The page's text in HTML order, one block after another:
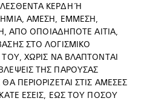
ΚΕΡΔΗ Ή
ΑΜΕΣΗ, ΕΜΜΕΣΗ,
ΑΠΟ ΟΠΟΙΑΔΗΠΟΤΕ ΑΙΤΙΑ,
ΣΤΟ ΛΟΓΙΣΜΙΚΟ
ΧΩΡΙΣ ΝΑ ΒΛΑΠΤΟΝΤΑΙ
ΤΗΣ ΠΑΡΟΥΣΑΣ
ΠΕΡΙΟΡΙΖΕΤΑΙ ΣΤΙΣ ΑΜΕΣΕΣ
ΕΣΕΙΣ, ΕΩΣ ΤΟΥ ΠΟΣΟΥ